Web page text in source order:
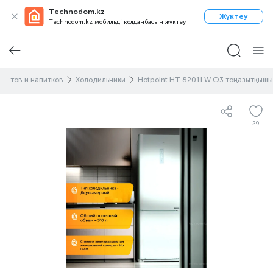
Technodom.kz
Technodom.kz мобильді қолданбасын жүктеу
Жүктеу
и напитков Холодильники Hotpoint HT 8201I W O3 тоңазытқышы
29